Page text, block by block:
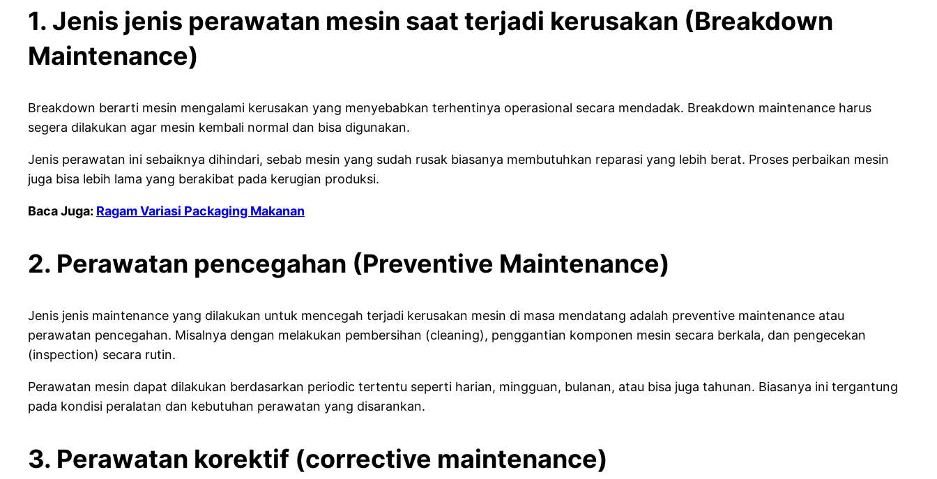
1. Jenis jenis perawatan mesin saat terjadi kerusakan (Breakdown
Maintenance)
Breakdown berarti mesin mengalami kerusakan yang menyebabkan terhentinya operasional secara mendadak. Breakdown maintenance harus
segera dilakukan agar mesin kembali normal dan bisa digunakan.
Jenis perawatan ini sebaiknya dihindari, sebab mesin yang sudah rusak biasanya membutuhkan reparasi yang lebih berat. Proses perbaikan mesin
juga bisa lebih lama yang berakibat pada kerugian produksi.
Baca Juga: Ragam Variasi Packaging Makanan
2. Perawatan pencegahan (Preventive Maintenance)
Jenis jenis maintenance yang dilakukan untuk mencegah terjadi kerusakan mesin di masa mendatang adalah preventive maintenance atau
perawatan pencegahan. Misalnya dengan melakukan pembersihan (cleaning), penggantian komponen mesin secara berkala, dan pengecekan
(inspection) secara rutin.
Perawatan mesin dapat dilakukan berdasarkan periodic tertentu seperti harian, mingguan, bulanan, atau bisa juga tahunan. Biasanya ini tergantung
pada kondisi peralatan dan kebutuhan perawatan yang disarankan.
3. Perawatan korektif (corrective maintenance)